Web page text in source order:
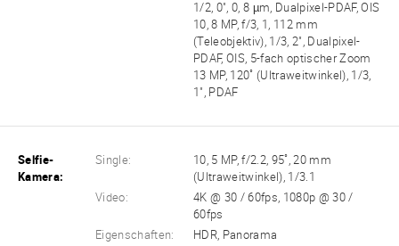
1/2, 0", 0, 8 µm, Dualpixel-PDAF, OIS
10, 8 MP, f/3, 1, 112 mm
(Teleobjektiv), 1/3, 2", Dualpixel-
PDAF, OIS, 5-fach optischer Zoom
13 MP, 120˚ (Ultraweitwinkel), 1/3,
1", PDAF
Selfie-
Kamera:
Single:
10, 5 MP, f/2.2, 95˚, 20 mm
(Ultraweitwinkel), 1/3.1
Video:
4K @ 30 / 60fps, 1080p @ 30 /
60fps
Eigenschaften:
HDR, Panorama